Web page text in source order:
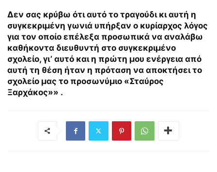
Δεν σας κρύβω ότι αυτό το τραγούδι κι αυτή η
συγκεκριμένη γωνιά υπήρξαν ο κυρίαρχος λόγος
για τον οποίο επέλεξα προσωπικά να αναλάβω
καθήκοντα διευθυντή στο συγκεκριμένο
σχολείο, γι’ αυτό και η πρώτη μου ενέργεια από
αυτή τη θέση ήταν η πρόταση να αποκτήσει το
σχολείο μας το προσωνύμιο «Σταύρος
Ξαρχάκος»» .